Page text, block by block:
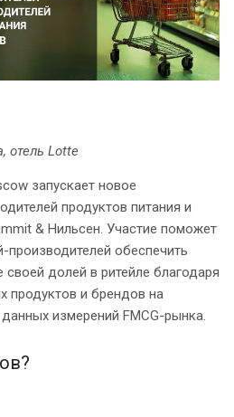
отель Lotte
запускает новое
продуктов питания и
& Нильсен. Участие поможет
производителей обеспечить
долей в ритейле благодаря
продуктов и брендов на
измерений FMCG-рынка.